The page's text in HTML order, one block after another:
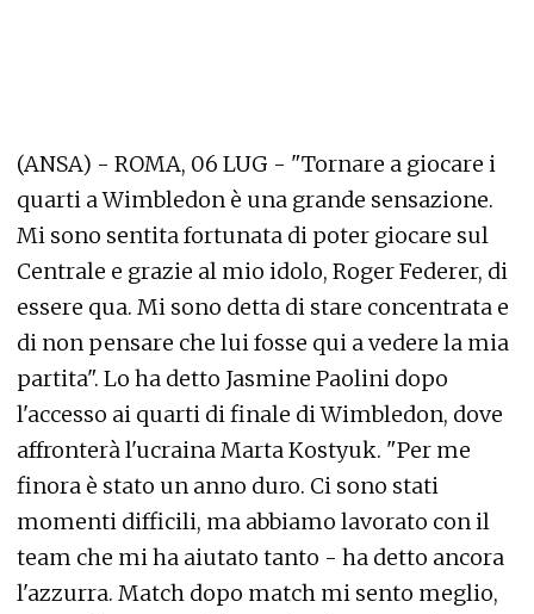
(ANSA) - ROMA, 06 LUG - "Tornare a giocare i
quarti a Wimbledon è una grande sensazione.
Mi sono sentita fortunata di poter giocare sul
Centrale e grazie al mio idolo, Roger Federer, di
essere qua. Mi sono detta di stare concentrata e
di non pensare che lui fosse qui a vedere la mia
partita". Lo ha detto Jasmine Paolini dopo
l'accesso ai quarti di finale di Wimbledon, dove
affronterà l'ucraina Marta Kostyuk. "Per me
finora è stato un anno duro. Ci sono stati
momenti difficili, ma abbiamo lavorato con il
team che mi ha aiutato tanto - ha detto ancora
l'azzurra. Match dopo match mi sento meglio,